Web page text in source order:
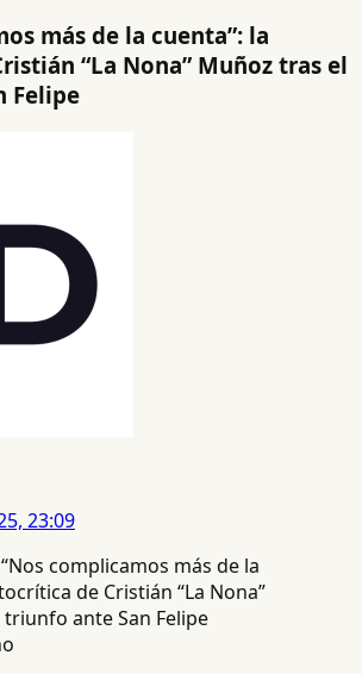
más de la cuenta”: la
“La Nona” Muñoz tras el
Felipe
23:09